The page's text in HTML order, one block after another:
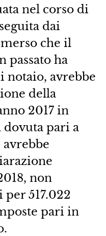
nel corso di
dai
che il
passato ha
notaio, avrebbe
della
2017 in
dovuta pari a
avrebbe
non
517.022
pari in